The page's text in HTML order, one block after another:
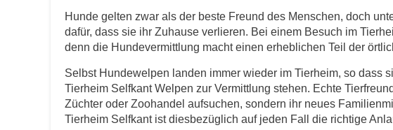
E-Mail*
Hunde gelten zwar als der beste Freund des Menschen, doch
dafür, dass sie ihr Zuhause verlieren. Bei einem Besuch im
denn die Hundevermittlung macht einen erheblichen Teil der
Selbst Hundewelpen landen immer wieder im Tierheim, so dass
Tierheim Selfkant Welpen zur Vermittlung stehen. Echte
Züchter oder Zoohandel aufsuchen, sondern ihr neues
Tierheim Selfkant ist diesbezüglich auf jeden Fall die richtige